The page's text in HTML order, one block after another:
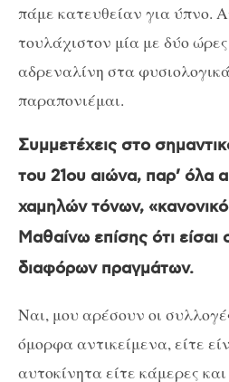
πάμε κατευθείαν για ύπνο.
τουλάχιστον μία με δύο
αδρεναλίνη στα
παραπονιέμαι.
Συμμετέχεις στο
του 21ου αιώνα, παρ’ όλα
χαμηλών τόνων,
Μαθαίνω επίσης ότι είσαι
διαφόρων πραγμάτων.
Ναι, μου αρέσουν οι
όμορφα αντικείμενα, είτε
αυτοκίνητα είτε κάμερες